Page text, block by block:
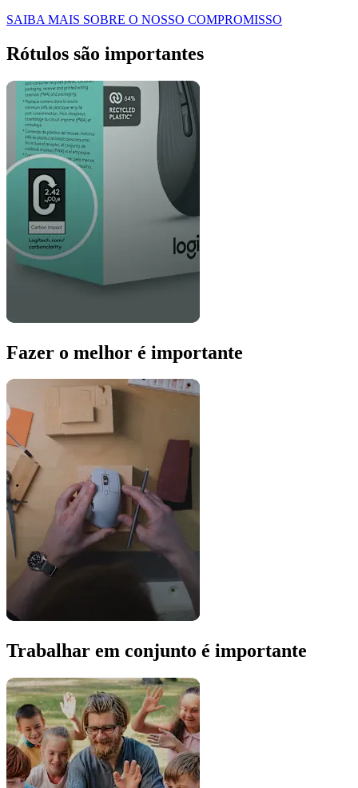
SAIBA MAIS SOBRE O NOSSO COMPROMISSO
Rótulos são importantes
Fazer o melhor é importante
Trabalhar em conjunto é importante